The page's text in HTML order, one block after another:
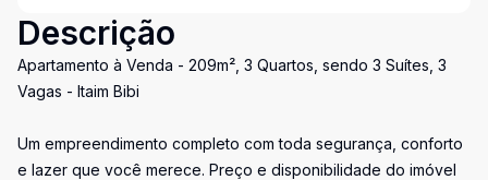
Descrição
Apartamento à Venda - 209m², 3 Quartos, sendo 3 Suítes, 3
Vagas - Itaim Bibi
Um empreendimento completo com toda segurança, conforto
e lazer que você merece. Preço e disponibilidade do imóvel